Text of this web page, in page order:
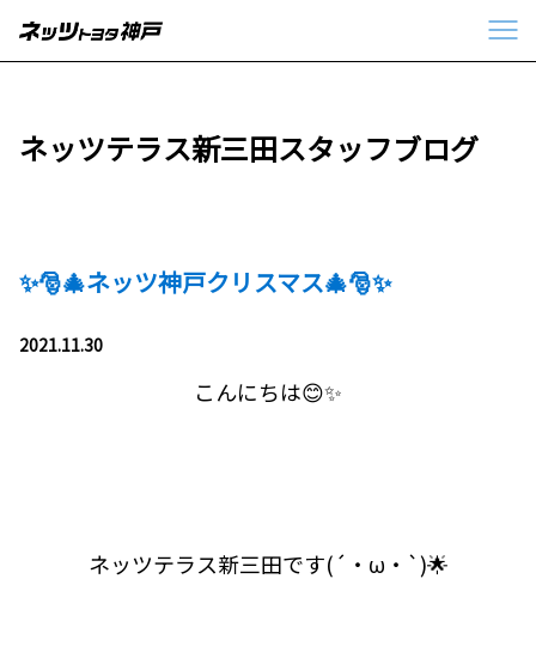
ネッツテラス新三田スタッフブログ
✨🎅🎄ネッツ神戸クリスマス🎄🎅✨
2021.11.30
こんにちは😊✨
ネッツテラス新三田です(´・ω・`)🌟